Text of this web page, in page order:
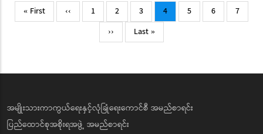
Pagination
First
page
« First
Previous
page
‹‹ Page
1 Page
2 Page
3
Current
page
4 Page
5 Page
6 Page
7
Next
page
››
Last
page
Last »
အမျိုးသားကာကွယ်ရေးနှင့်လုံခြုံရေးကောင်စီ အမည်စာရင်း
ပြည်ထောင်စုအစိုးရအဖွဲ့ အမည်စာရင်း